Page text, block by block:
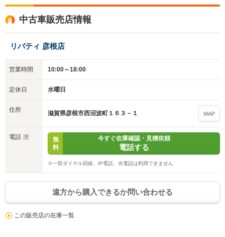
中古車販売店情報
リバティ 彦根店
営業時間 10:00～18:00
定休日 水曜日
住所 滋賀県彦根市西沼波町１６３－１ MAP
電話
無
料
今すぐ在庫確認・見積依頼
電話する
※一部ダイヤル回線、IP電話、光電話は利用できません
遠方から購入できるか問い合わせる
この販売店の在庫一覧